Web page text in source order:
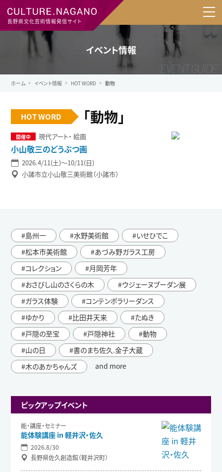
長野県文化芸術情報発信サイト
イベント情報
ホーム イベント情報 HOT WORD 動物
HOT WORD 「動物」
現代アート 絵画
小山敬三のどうぶつ画
2026.4/11(土)〜10/11(日)
小諸市立小山敬三美術館（小諸市）
島州一 水野美術館
いせひでこ
松本市美術館
あづみ野ガラス工房
コレクション
月岡芳年
おさびし山のさくらの木
ウジェーヌブーダン展
ガラス体験
コンテンポラリーダンス
ゆかり
比田井天来
たぬき
戸隠の至宝
戸隠神社
動物
山の日
書のまち佐久.金子大蔵
木のあかちゃんズ
and more
ピックアップイベント
能・講座・セミナー
能体験講座 in 軽井沢・佐久
2026.8/30
長野県佐久創造館（軽井沢町）